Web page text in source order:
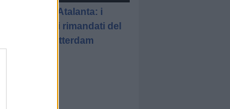
Feyenoord-Atalanta: i
promossi e i rimandati del
match di Rotterdam